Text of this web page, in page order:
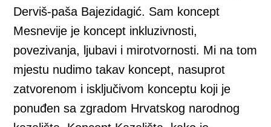
Derviš-paša Bajezidagić. Sam koncept
Mesnevije je koncept inkluzivnosti,
povezivanja, ljubavi i mirotvornosti. Mi na tom
mjestu nudimo takav koncept, nasuprot
zatvorenom i isključivom konceptu koji je
ponuđen sa zgradom Hrvatskog narodnog